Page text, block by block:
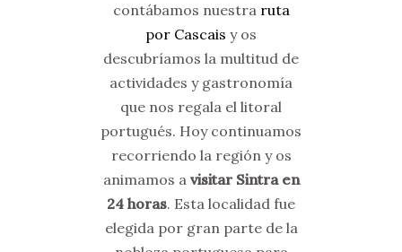
contábamos nuestra ruta
por Cascais y os
descubríamos la multitud de
actividades y gastronomía
que nos regala el litoral
portugués. Hoy continuamos
recorriendo la región y os
animamos avisitar Sintra en
24 horas. Esta localidad fue
elegida por gran parte de la